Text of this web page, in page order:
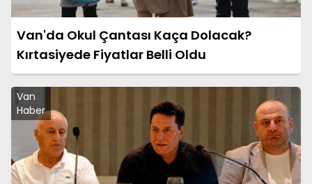
Van'da Okul Çantası Kaça Dolacak?
Kırtasiyede Fiyatlar Belli Oldu
Van
Haber